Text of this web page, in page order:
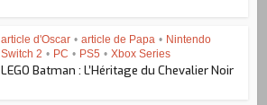
article d'Oscar • article de Papa • Nintendo
Switch 2 • PC • PS5 • Xbox Series
LEGO Batman : L’Héritage du Chevalier Noir